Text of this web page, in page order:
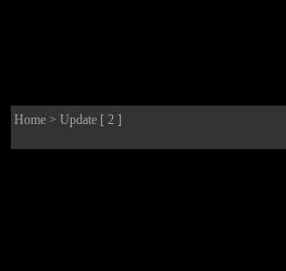
Home > Update [ 2 ]